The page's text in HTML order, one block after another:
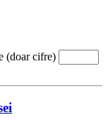
(doar cifre)